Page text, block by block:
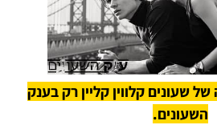
שעונים קלווין קליין רק בענק
השעונים.